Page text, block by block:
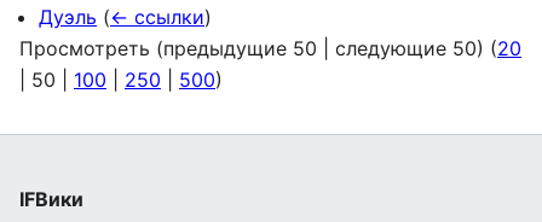
Дуэль (← ссылки)
Просмотреть (предыдущие 50 следующие 50) (20
50 100 250 500)
IFВики